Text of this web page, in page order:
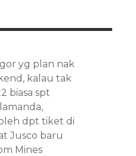
yg plan nak
kalau tak
biasa spt
dpt tiket di
Jusco baru
Mines